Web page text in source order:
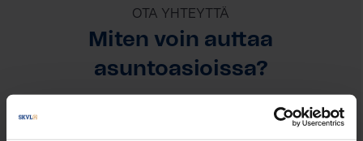
OTA YHTEYTTÄ
Miten voin auttaa
asuntoasioissa?
Jätä yhteystietosi, niin otan yhteyttä